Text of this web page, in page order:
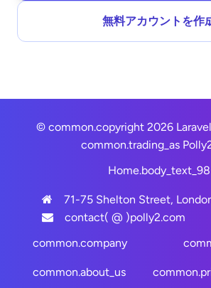
無料アカウントを作
© common.copyright 2026
common.trading_as
Home.body_text_98
71-75 Shelton Street,
contact( @ )polly2.com
common.company
common.about_us